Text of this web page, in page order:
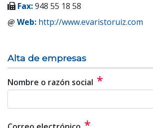
Fax:948 55 18 58
Web: http://www.evaristoruiz.com
Alta de empresas
Nombre o razón social *